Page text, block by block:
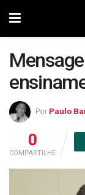
Por Paulo
0
COMPARTILHE